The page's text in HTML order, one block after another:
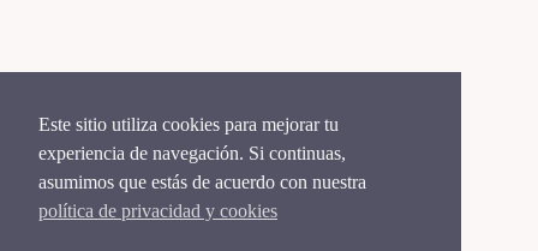
Este sitio utiliza cookies para mejorar tu
experiencia de navegación. Si continuas,
asumimos que estás de acuerdo con nuestra
política de privacidad y cookies